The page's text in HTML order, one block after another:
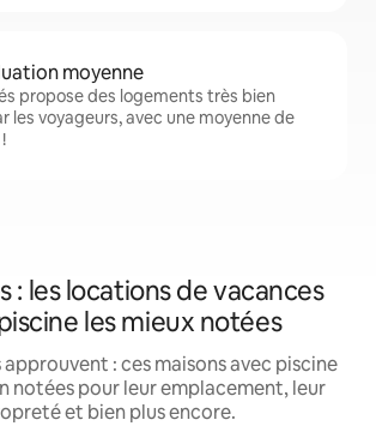
moyenne
propose des logements très bien
les voyageurs, avec une moyenne de
: les locations de vacances
les mieux notées
approuvent : ces maisons avec piscine
notées pour leur emplacement, leur
et bien plus encore.